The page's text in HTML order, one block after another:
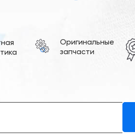
Оригинальные
запчасти